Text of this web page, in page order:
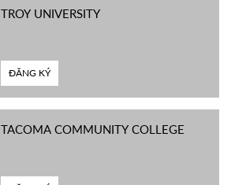
TROY UNIVERSITY
ĐĂNG KÝ
TACOMA COMMUNITY COLLEGE